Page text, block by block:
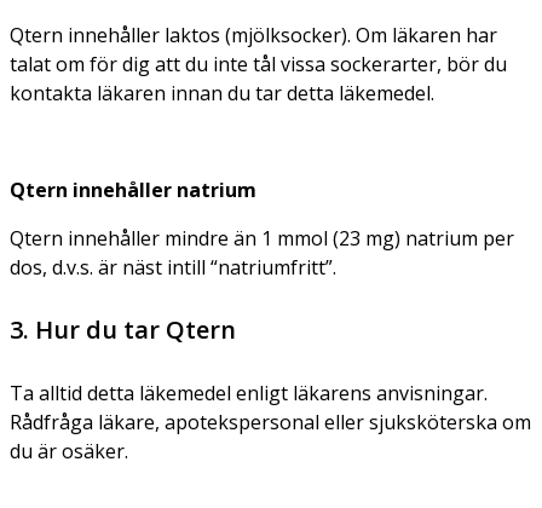
Qtern innehåller laktos (mjölksocker). Om läkaren har
talat om för dig att du inte tål vissa sockerarter, bör du
kontakta läkaren innan du tar detta läkemedel.
Qtern innehåller natrium
Qtern innehåller mindre än 1 mmol (23 mg) natrium per
dos, d.v.s. är näst intill “natriumfritt”.
3. Hur du tar Qtern
Ta alltid detta läkemedel enligt läkarens anvisningar.
Rådfråga läkare, apotekspersonal eller sjuksköterska om
du är osäker.